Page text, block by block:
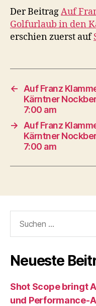
Der BeitragAuf
Golfurlaub in den
erschien zuerst auf
←
Auf Franz
Kärntner
7:00 am
→
Auf Franz
Kärntner
7:00 am
nach:
Neueste
Shot Scope bringt
und Performance-